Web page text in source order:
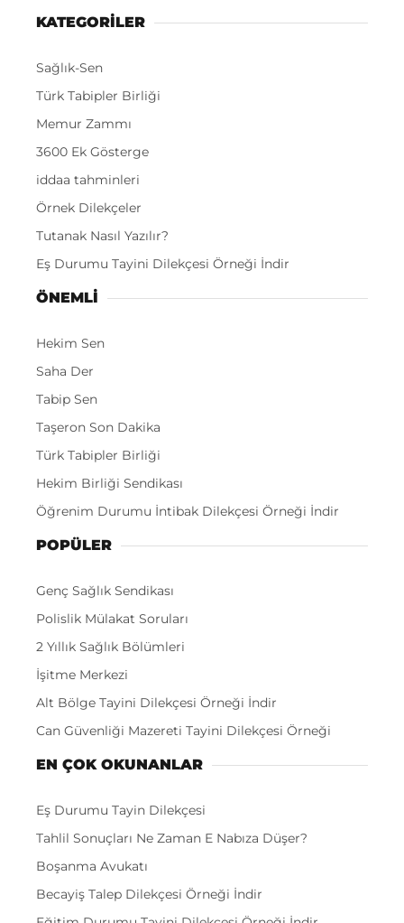
KATEGORİLER
Sağlık-Sen
Türk Tabipler Birliği
Memur Zammı
3600 Ek Gösterge
iddaa tahminleri
Örnek Dilekçeler
Tutanak Nasıl Yazılır?
Eş Durumu Tayini Dilekçesi Örneği İndir
ÖNEMLI
Hekim Sen
Saha Der
Tabip Sen
Taşeron Son Dakika
Türk Tabipler Birliği
Hekim Birliği Sendikası
Öğrenim Durumu İntibak Dilekçesi Örneği İndir
POPÜLER
Genç Sağlık Sendikası
Polislik Mülakat Soruları
2 Yıllık Sağlık Bölümleri
İşitme Merkezi
Alt Bölge Tayini Dilekçesi Örneği İndir
Can Güvenliği Mazereti Tayini Dilekçesi Örneği
EN ÇOK OKUNANLAR
Eş Durumu Tayin Dilekçesi
Tahlil Sonuçları Ne Zaman E Nabıza Düşer?
Boşanma Avukatı
Becayiş Talep Dilekçesi Örneği İndir